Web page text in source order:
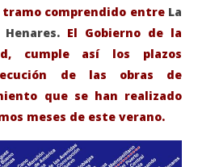
AHORA
comprendido entre La
El Gobierno de la
cumple así los plazos
de las obras de
que se han realizado
meses de este verano.